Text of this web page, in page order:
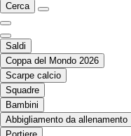
Cerca
Saldi
Coppa del Mondo 2026
Scarpe calcio
Squadre
Bambini
Abbigliamento da allenamento